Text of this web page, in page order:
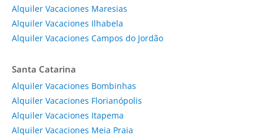
Alquiler Vacaciones Maresias
Alquiler Vacaciones Ilhabela
Alquiler Vacaciones Campos do Jordão
Santa Catarina
Alquiler Vacaciones Bombinhas
Alquiler Vacaciones Florianópolis
Alquiler Vacaciones Itapema
Alquiler Vacaciones Meia Praia